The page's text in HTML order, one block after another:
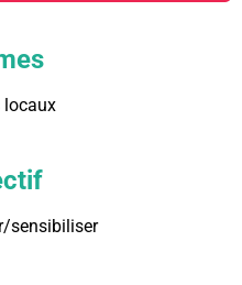
locaux
sensibiliser